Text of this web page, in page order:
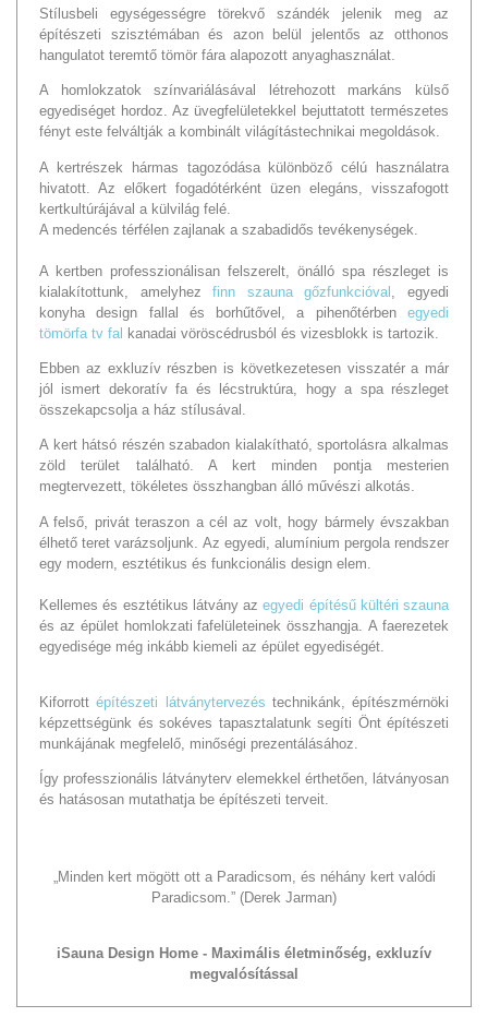
Stílusbeli egységességre törekvő szándék jelenik meg az
építészeti szisztémában és azon belül jelentős az otthonos
hangulatot teremtő tömör fára alapozott anyaghasználat.
A homlokzatok színvariálásával létrehozott markáns külső
egyediséget hordoz. Az üvegfelületekkel bejuttatott természetes
fényt este felváltják a kombinált világítástechnikai megoldások.
A kertrészek hármas tagozódása különböző célú használatra
hivatott. Az előkert fogadótérként üzen elegáns, visszafogott
kertkultúrájával a külvilág felé.
A medencés térfélen zajlanak a szabadidős tevékenységek.
A kertben professzionálisan felszerelt, önálló spa részleget is
kialakítottunk, amelyhezfinn szauna gőzfunkcióval , egyedi
konyha design fallal és borhűtővel, a pihenőtérben egyedi
tömörfa tv fal kanadai vöröscédrusból és vizesblokk is tartozik.
Ebben az exkluzív részben is következetesen visszatér a már
jól ismert dekoratív fa és lécstruktúra, hogy a spa részleget
összekapcsolja a ház stílusával.
A kert hátsó részén szabadon kialakítható, sportolásra alkalmas
zöld terület található. A kert minden pontja mesterien
megtervezett, tökéletes összhangban álló művészi alkotás.
A felső, privát teraszon a cél az volt, hogy bármely évszakban
élhető teret varázsoljunk. Az egyedi, alumínium pergola rendszer
egy modern, esztétikus és funkcionális design elem.
Kellemes és esztétikus látvány azegyedi építésű kültéri szauna
és az épület homlokzati fafelületeinek összhangja. A faerezetek
egyedisége még inkább kiemeli az épület egyediségét.
Kiforrottépítészeti látványtervezés technikánk, építészmérnöki
képzettségünk és sokéves tapasztalatunk segíti Önt építészeti
munkájának megfelelő, minőségi prezentálásához.
Így professzionális látványterv elemekkel érthetően, látványosan
és hatásosan mutathatja be építészeti terveit.
„Minden kert mögött ott a Paradicsom, és néhány kert valódi
Paradicsom.” (Derek Jarman)
iSauna Design Home - Maximális életminőség, exkluzív
megvalósítással